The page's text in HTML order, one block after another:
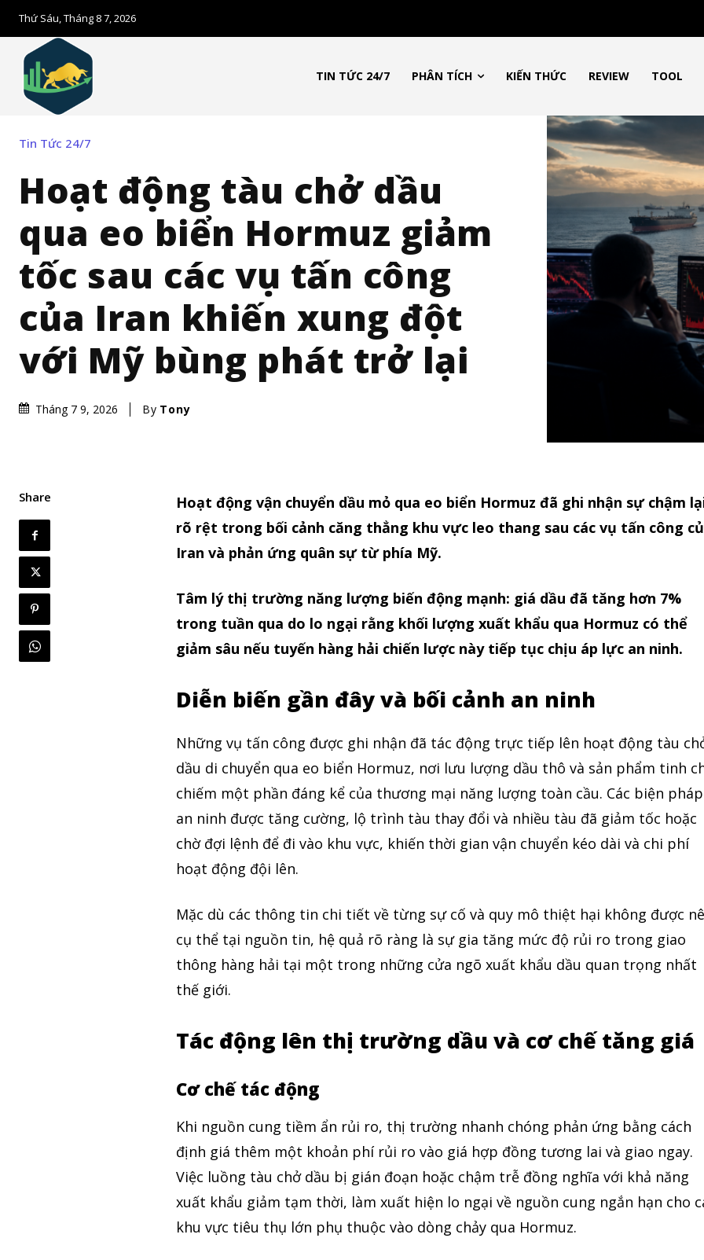
Thứ Sáu, Tháng 8 7, 2026
TIN TỨC 24/7 PHÂN TÍCH KIẾN THỨC REVIEW TOOL
Tin Tức 24/7
Hoạt động tàu chở dầu
qua eo biển Hormuz giảm
tốc sau các vụ tấn công
của Iran khiến xung đột
với Mỹ bùng phát trở lại
Tháng 7 9, 2026 By Tony
Share
Hoạt động vận chuyển dầu mỏ qua eo biển Hormuz đã ghi nhận sự chậm
rõ rệt trong bối cảnh căng thẳng khu vực leo thang sau các vụ tấn công
Iran và phản ứng quân sự từ phía Mỹ.
Tâm lý thị trường năng lượng biến động mạnh: giá dầu đã tăng hơn 7%
trong tuần qua do lo ngại rằng khối lượng xuất khẩu qua Hormuz có thể
giảm sâu nếu tuyến hàng hải chiến lược này tiếp tục chịu áp lực an ninh.
Diễn biến gần đây và bối cảnh an ninh
Những vụ tấn công được ghi nhận đã tác động trực tiếp lên hoạt động tàu
dầu di chuyển qua eo biển Hormuz, nơi lưu lượng dầu thô và sản phẩm tinh
chiếm một phần đáng kể của thương mại năng lượng toàn cầu. Các biện pháp
an ninh được tăng cường, lộ trình tàu thay đổi và nhiều tàu đã giảm tốc hoặc
chờ đợi lệnh để đi vào khu vực, khiến thời gian vận chuyển kéo dài và chi phí
hoạt động đội lên.
Mặc dù các thông tin chi tiết về từng sự cố và quy mô thiệt hại không được
cụ thể tại nguồn tin, hệ quả rõ ràng là sự gia tăng mức độ rủi ro trong giao
thông hàng hải tại một trong những cửa ngõ xuất khẩu dầu quan trọng nhất
thế giới.
Tác động lên thị trường dầu và cơ chế tăng giá
Cơ chế tác động
Khi nguồn cung tiềm ẩn rủi ro, thị trường nhanh chóng phản ứng bằng cách
định giá thêm một khoản phí rủi ro vào giá hợp đồng tương lai và giao ngay.
Việc luồng tàu chở dầu bị gián đoạn hoặc chậm trễ đồng nghĩa với khả năng
xuất khẩu giảm tạm thời, làm xuất hiện lo ngại về nguồn cung ngắn hạn cho
khu vực tiêu thụ lớn phụ thuộc vào dòng chảy qua Hormuz.